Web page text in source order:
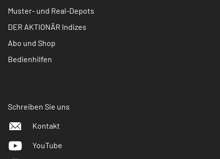
Muster- und Real-Depots
DER AKTIONÄR Indizes
Abo und Shop
Bedienhilfen
Schreiben Sie uns
Kontakt
YouTube